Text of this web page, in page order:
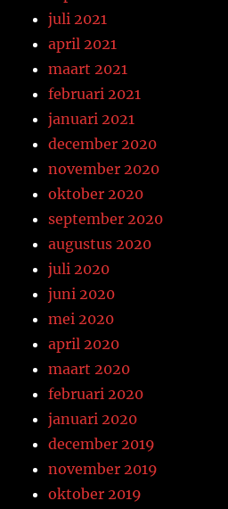
juli 2021
april 2021
maart 2021
februari 2021
januari 2021
december 2020
november 2020
oktober 2020
september 2020
augustus 2020
juli 2020
juni 2020
mei 2020
april 2020
maart 2020
februari 2020
januari 2020
december 2019
november 2019
oktober 2019